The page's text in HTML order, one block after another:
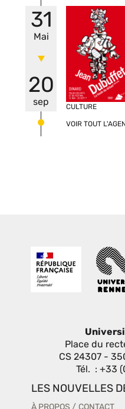
31
Mai
20
sep
Vignette
CULTURE
VOIR TOUT
Place du
CS 24307 -
Tél. : +33
LES NOUVELLES
À PROPOS CONTACT